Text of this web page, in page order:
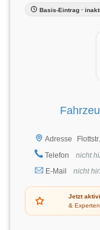
Basis-Eintrag ·
Adresse
Telefon
nicht
E-Mail
nicht
Jetzt
&